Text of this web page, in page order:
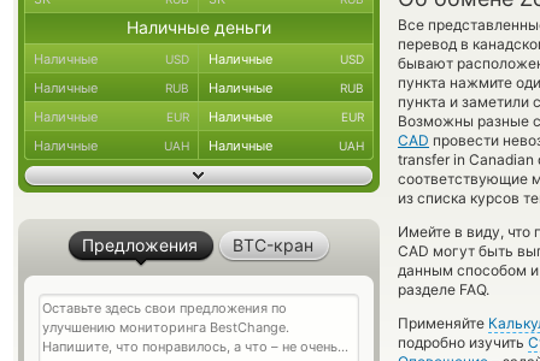
Все
перевод в
бывают
пункта нажмите
пункта и заметили
Возможны разные
CAD провести
transfer in Canadian
соответствующие
из списка курсов
Имейте в виду, что
CAD могут быть
данным способом и
разделе FAQ.
Применяйте
подробно изучить
Наличные деньги
Наличные USD Наличные USD
Наличные RUB Наличные RUB
Наличные EUR Наличные EUR
Наличные UAH Наличные UAH
Предложения BTC-кран